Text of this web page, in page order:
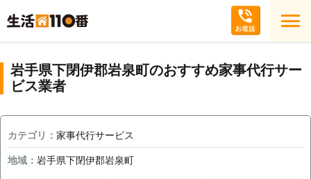
岩手県下閉伊郡岩泉町のおすすめ家事代行サー
ビス業者
カテゴリ： 家事代行サービス
地域： 岩手県下閉伊郡岩泉町